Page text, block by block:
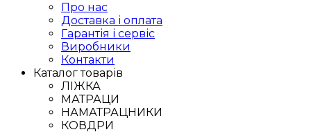
Про нас
Доставка і оплата
Гарантія і сервіс
Виробники
Контакти
Каталог товарів
ЛІЖКА
МАТРАЦИ
НАМАТРАЦНИКИ
КОВДРИ